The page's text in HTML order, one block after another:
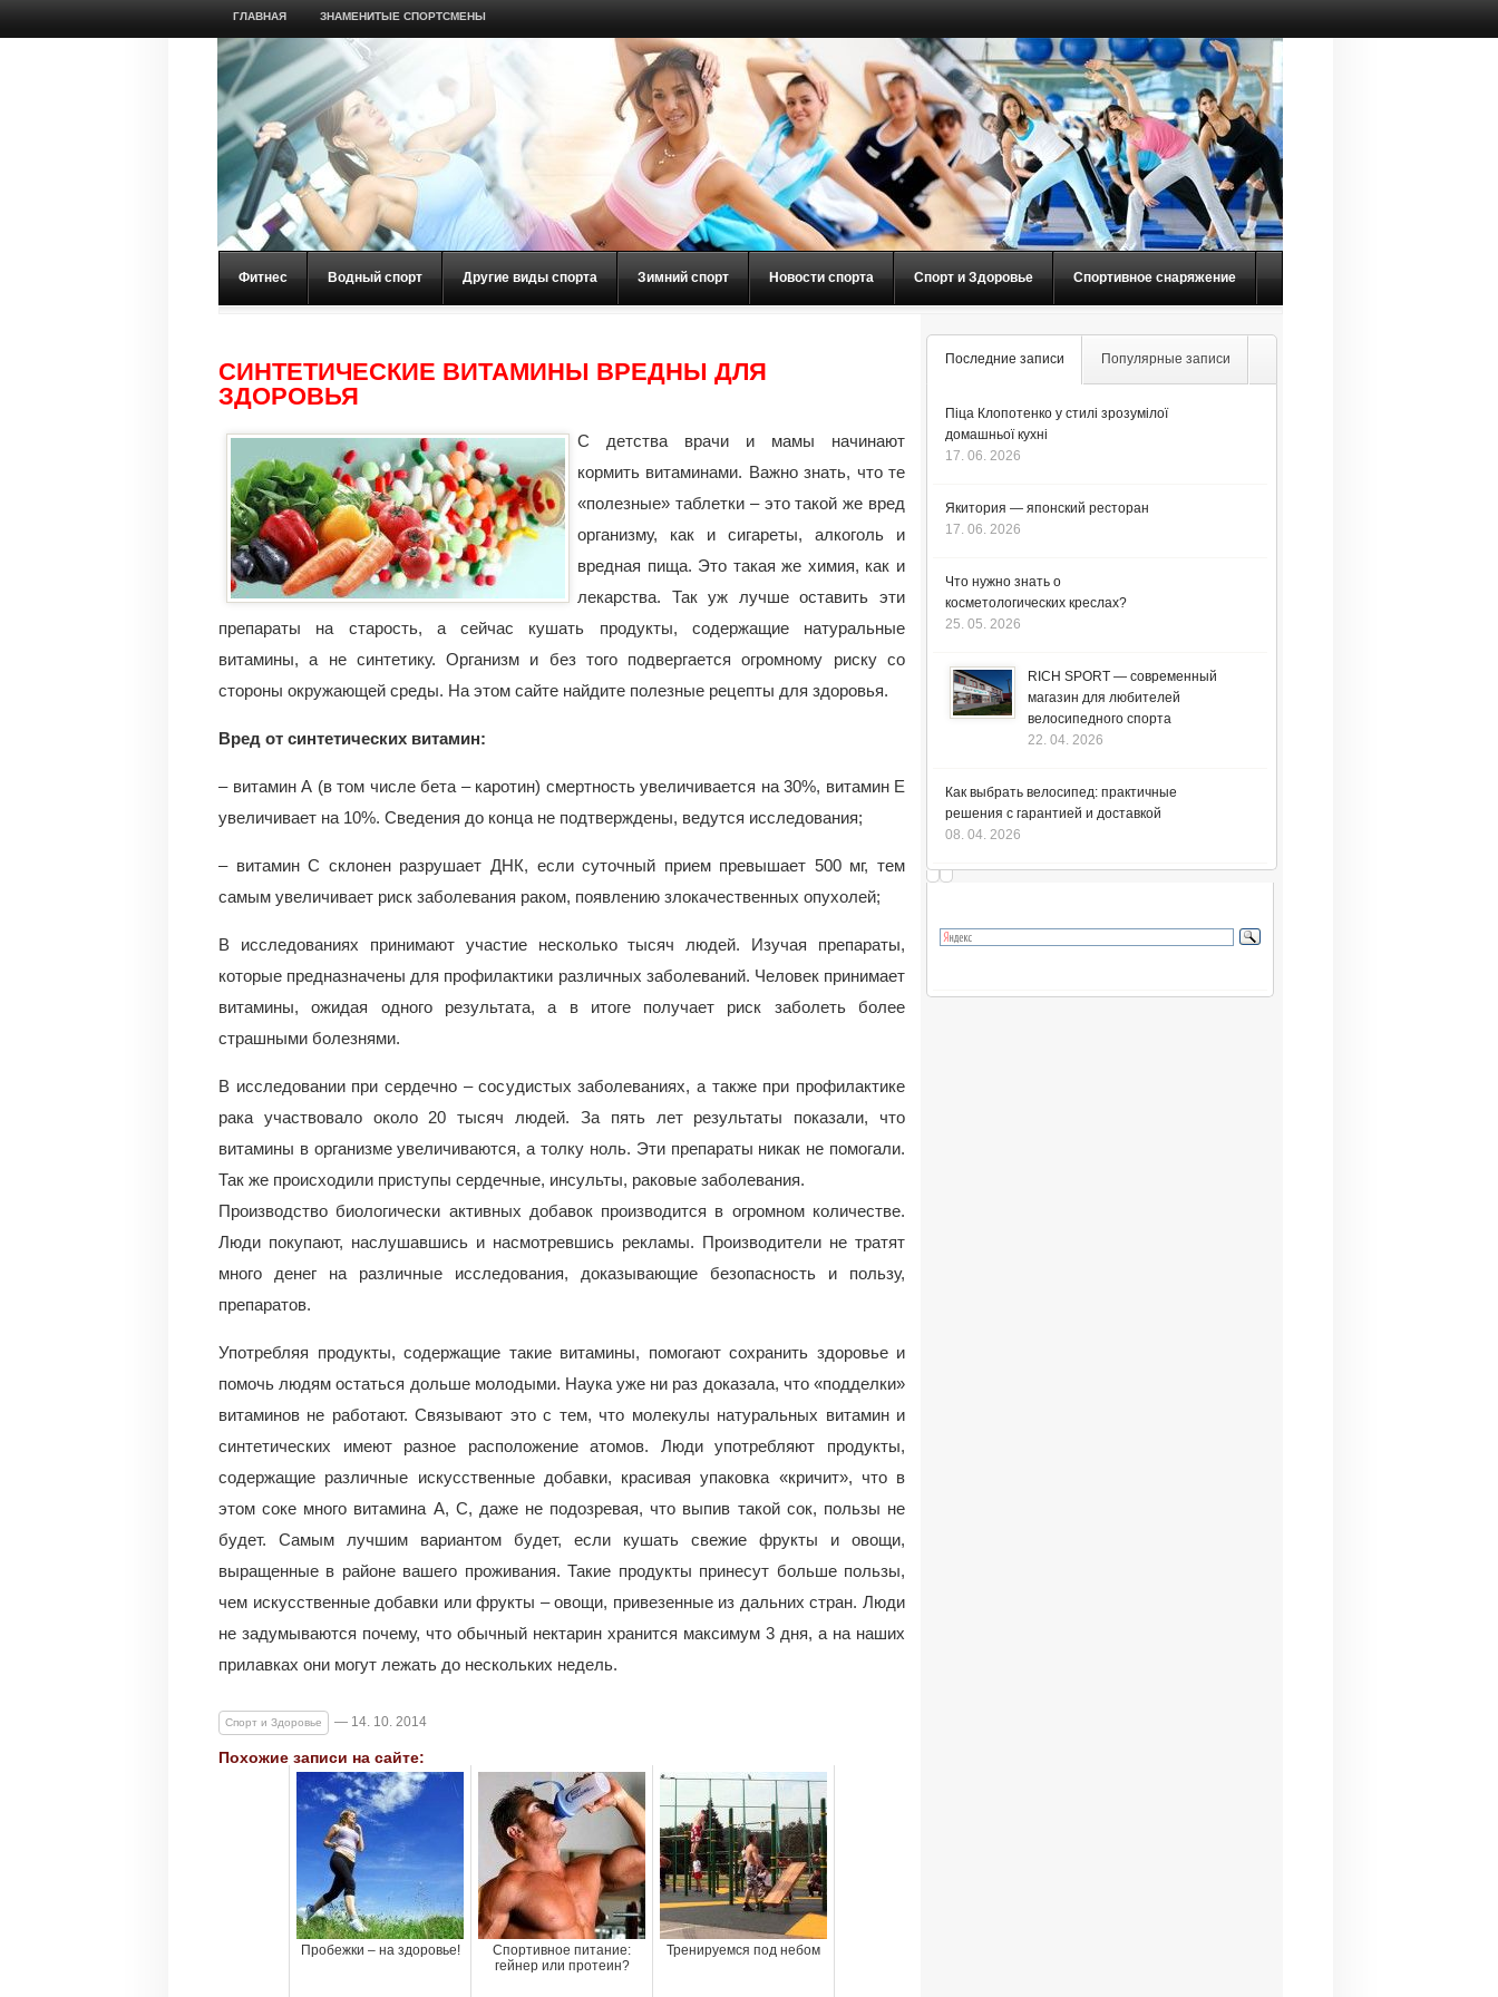
ГЛАВНАЯ ЗНАМЕНИТЫЕ СПОРТСМЕНЫ
Фитнес Водный спорт Другие виды спорта Зимний спорт Новости спорта Спорт и Здоровье Спортивное снаряжение
СИНТЕТИЧЕСКИЕ ВИТАМИНЫ ВРЕДНЫ ДЛЯ
ЗДОРОВЬЯ
С детства врачи и мамы начинают
кормить витаминами. Важно знать, что те
«полезные» таблетки – это такой же вред
организму, как и сигареты, алкоголь и
вредная пища. Это такая же химия, как и
лекарства. Так уж лучше оставить эти
препараты на старость, а сейчас кушать продукты, содержащие натуральные
витамины, а не синтетику. Организм и без того подвергается огромному риску со
стороны окружающей среды. На этом сайте найдите полезные рецепты для здоровья.
Вред от синтетических витамин:
– витамин А (в том числе бета – каротин) смертность увеличивается на 30%, витамин Е
увеличивает на 10%. Сведения до конца не подтверждены, ведутся исследования;
– витамин С склонен разрушает ДНК, если суточный прием превышает 500 мг, тем
самым увеличивает риск заболевания раком, появлению злокачественных опухолей;
В исследованиях принимают участие несколько тысяч людей. Изучая препараты,
которые предназначены для профилактики различных заболеваний. Человек принимает
витамины, ожидая одного результата, а в итоге получает риск заболеть более
страшными болезнями.
В исследовании при сердечно – сосудистых заболеваниях, а также при профилактике
рака участвовало около 20 тысяч людей. За пять лет результаты показали, что
витамины в организме увеличиваются, а толку ноль. Эти препараты никак не помогали.
Так же происходили приступы сердечные, инсульты, раковые заболевания.
Производство биологически активных добавок производится в огромном количестве.
Люди покупают, наслушавшись и насмотревшись рекламы. Производители не тратят
много денег на различные исследования, доказывающие безопасность и пользу,
препаратов.
Употребляя продукты, содержащие такие витамины, помогают сохранить здоровье и
помочь людям остаться дольше молодыми. Наука уже ни раз доказала, что «подделки»
витаминов не работают. Связывают это с тем, что молекулы натуральных витамин и
синтетических имеют разное расположение атомов. Люди употребляют продукты,
содержащие различные искусственные добавки, красивая упаковка «кричит», что в
этом соке много витамина А, С, даже не подозревая, что выпив такой сок, пользы не
будет. Самым лучшим вариантом будет, если кушать свежие фрукты и овощи,
выращенные в районе вашего проживания. Такие продукты принесут больше пользы,
чем искусственные добавки или фрукты – овощи, привезенные из дальних стран. Люди
не задумываются почему, что обычный нектарин хранится максимум 3 дня, а на наших
прилавках они могут лежать до нескольких недель.
Спорт и Здоровье — 14. 10. 2014
Похожие записи на сайте:
Пробежки – на здоровье!
Спортивное питание:
гейнер или протеин?
Тренируемся под небом
Последние записи Популярные записи
Піца Клопотенко у стилі зрозумілої
домашньої кухні
17. 06. 2026
Якитория — японский ресторан
17. 06. 2026
Что нужно знать о
косметологических креслах?
25. 05. 2026
RICH SPORT — современный
магазин для любителей
велосипедного спорта
22. 04. 2026
Как выбрать велосипед: практичные
решения с гарантией и доставкой
08. 04. 2026